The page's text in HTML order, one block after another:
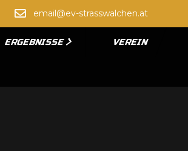
email@ev-strasswalchen.at
ERGEBNISSE VEREIN